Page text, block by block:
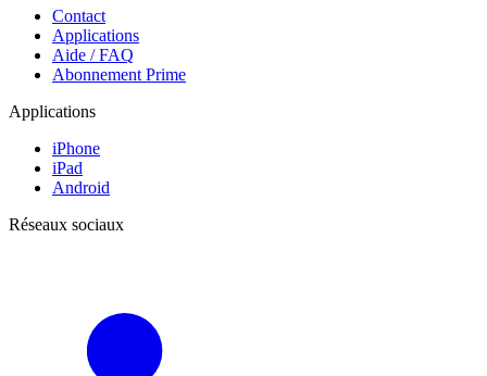
Contact
Applications
Aide / FAQ
Abonnement Prime
Applications
iPhone
iPad
Android
Réseaux sociaux